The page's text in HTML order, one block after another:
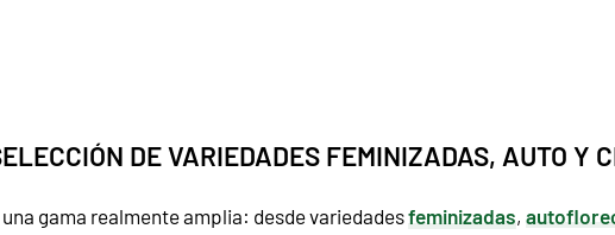
DE VARIEDADES FEMINIZADAS, AUTO Y
gama realmente amplia: desde variedadesfeminizadas,